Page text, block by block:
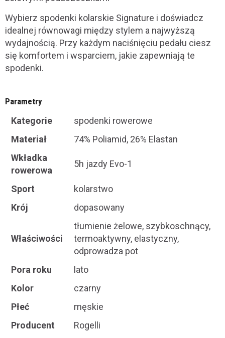
Wybierz spodenki kolarskie Signature i doświadcz
idealnej równowagi między stylem a najwyższą
wydajnością. Przy każdym naciśnięciu pedału ciesz
się komfortem i wsparciem, jakie zapewniają te
spodenki.
Parametry
Kategorie
spodenki rowerowe
Materiał
74% Poliamid, 26% Elastan
Wkładka
rowerowa
5h jazdy Evo-1
Sport
kolarstwo
Krój
dopasowany
Właściwości
tłumienie żelowe, szybkoschnący,
termoaktywny, elastyczny,
odprowadza pot
Pora roku
lato
Kolor
czarny
Płeć
męskie
Producent
Rogelli